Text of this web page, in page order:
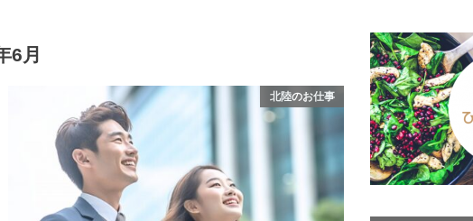
6月
北陸のお仕事